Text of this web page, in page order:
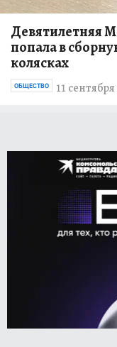
Девятилетняя
попала в
колясках
11 сентября
ОБЩЕСТВО